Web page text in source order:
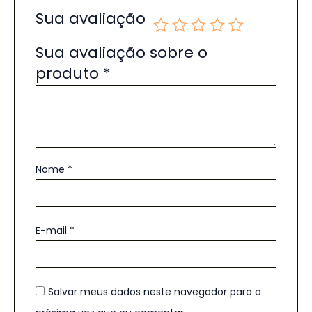
Sua avaliação
Sua avaliação sobre o
produto *
Nome *
E-mail *
Salvar meus dados neste navegador para a